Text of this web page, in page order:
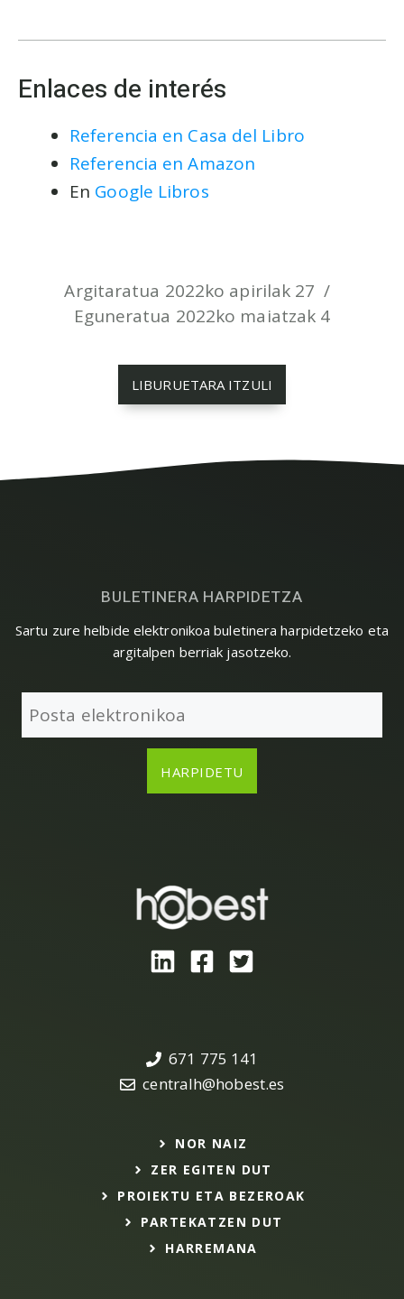
Enlaces de interés
Referencia en Casa del Libro
Referencia en Amazon
En Google Libros
Eguneratua 2022ko maiatzak 4
Argitaratua 2022ko apirilak 27
LIBURUETARA ITZULI
BULETINERA HARPIDETZA
Sartu zure helbide elektronikoa buletinera harpidetzeko eta
argitalpen berriak jasotzeko.
671 775 141
centralh@hobest.es
NOR NAIZ
ZER EGITEN DUT
PROIEKTU ETA BEZEROAK
PARTEKATZEN DUT
HARREMANA